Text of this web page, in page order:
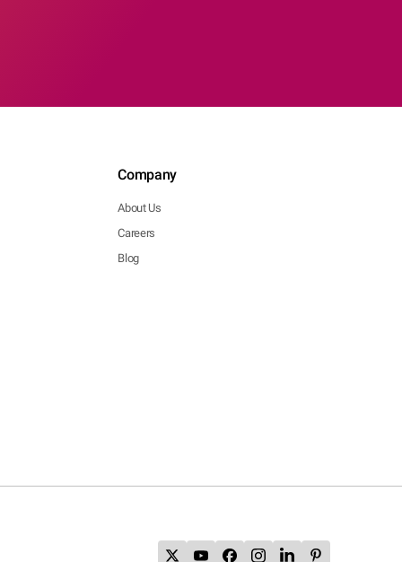
Company
About Us
Careers
Blog